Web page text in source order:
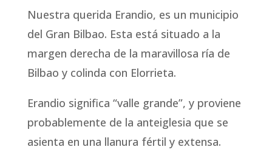
Nuestra querida Erandio, es un municipio
del Gran Bilbao. Esta está situado a la
margen derecha de la maravillosa ría de
Bilbao y colinda con Elorrieta.
Erandio significa “valle grande”, y proviene
probablemente de la anteiglesia que se
asienta en una llanura fértil y extensa.